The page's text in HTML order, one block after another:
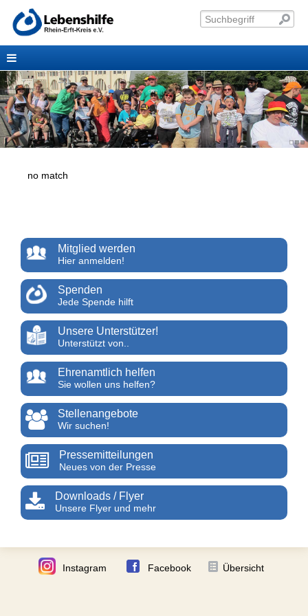
no match
Mitglied werden
Hier anmelden!
Spenden
Jede Spende hilft
Unsere Unterstützer!
Unterstützt von..
Ehrenamtlich helfen
Sie wollen uns helfen?
Stellenangebote
Wir suchen!
Pressemitteilungen
Neues von der Presse
Downloads / Flyer
Unsere Flyer und mehr
Instagram Facebook Übersicht